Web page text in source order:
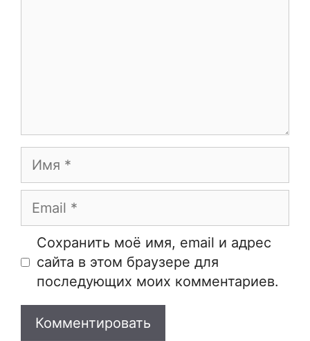
Имя
Email
Сайт
Сохранить моё имя, email и адрес
сайта в этом браузере для
последующих моих комментариев.